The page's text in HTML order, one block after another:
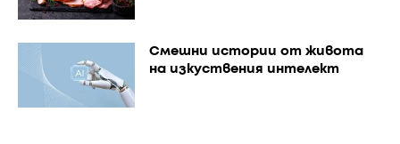
Смешни истории от живота
на изкуствения интелект